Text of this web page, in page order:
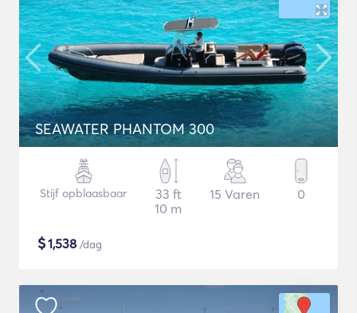
SEAWATER PHANTOM 300
Stijf opblaasbaar
33 ft
10 m
15 Varen 0
$1,538 /dag